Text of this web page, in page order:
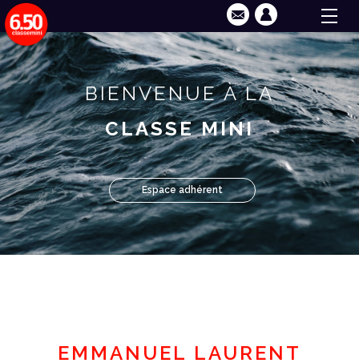
BIENVENUE À LA
CLASSE MINI
Espace adhérent
EMMANUEL LAURENT